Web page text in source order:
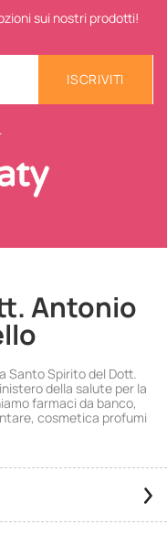
sui nostri prodotti!
ISCRIVITI
Antonio
Santo Spirito del Dott.
della salute per la
farmaci da banco,
cosmetica profumi